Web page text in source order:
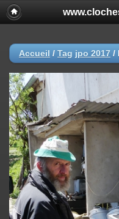
Accueil / Tag jpo 2017 /